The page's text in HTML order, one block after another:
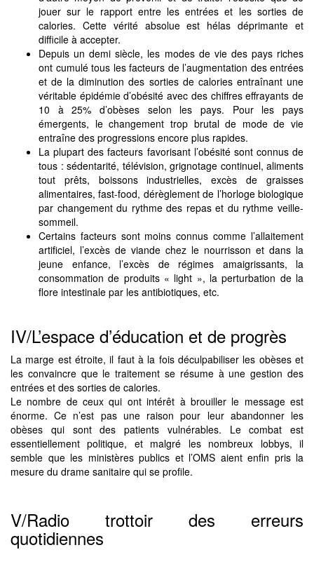
jouer sur le rapport entre les entrées et les sorties de
calories. Cette vérité absolue est hélas déprimante et
difficile à accepter.
Depuis un demi siècle, les modes de vie des pays riches
ont cumulé tous les facteurs de l’augmentation des entrées
et de la diminution des sorties de calories entraînant une
véritable épidémie d’obésité avec des chiffres effrayants de
10 à 25% d’obèses selon les pays. Pour les pays
émergents, le changement trop brutal de mode de vie
entraîne des progressions encore plus rapides.
La plupart des facteurs favorisant l’obésité sont connus de
tous : sédentarité, télévision, grignotage continuel, aliments
tout prêts, boissons industrielles, excès de graisses
alimentaires, fast-food, dérèglement de l’horloge biologique
par changement du rythme des repas et du rythme veille-
sommeil.
Certains facteurs sont moins connus comme l’allaitement
artificiel, l’excès de viande chez le nourrisson et dans la
jeune enfance, l’excès de régimes amaigrissants, la
consommation de produits « light », la perturbation de la
flore intestinale par les antibiotiques, etc.
IV/L’espace d’éducation et de progrès
La marge est étroite, il faut à la fois déculpabiliser les obèses et
les convaincre que le traitement se résume à une gestion des
entrées et des sorties de calories.
Le nombre de ceux qui ont intérêt à brouiller le message est
énorme. Ce n’est pas une raison pour leur abandonner les
obèses qui sont des patients vulnérables. Le combat est
essentiellement politique, et malgré les nombreux lobbys, il
semble que les ministères publics et l’OMS aient enfin pris la
mesure du drame sanitaire qui se profile.
V/Radio trottoir des erreurs
quotidiennes